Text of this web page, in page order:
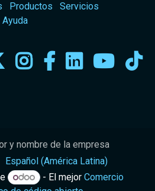
Productos
Servicios
Ayuda
y nombre de la empresa
Español (América Latina)
- El mejor Comercio